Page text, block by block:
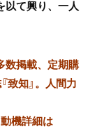
以て興り、一人
数掲載、定期購
致知』。人間力
機詳細は